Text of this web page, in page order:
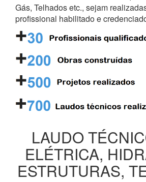
Gás, Telhados etc., sejam
profissional habilitado e
LAUDO
ELÉTRICA,
ESTRUTURAS,